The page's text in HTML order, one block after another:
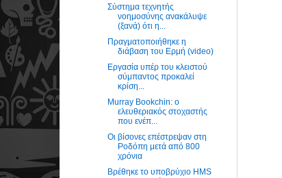
Σύστημα τεχνητής
νοημοσύνης ανακάλυψε
(ξανά) ότι η...
Πραγματοποιήθηκε η
διάβαση του Ερμή (video)
Εργασία υπέρ του κλειστού
σύμπαντος προκαλεί
κρίση...
Murray Bookchin: ο
ελευθεριακός στοχαστής
που ενέπ...
Οι βίσονες επέστρεψαν στη
Ροδόπη μετά από 800
χρόνια
Βρέθηκε το υποβρύχιο HMS